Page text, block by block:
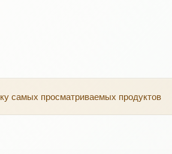
самых просматриваемых продуктов